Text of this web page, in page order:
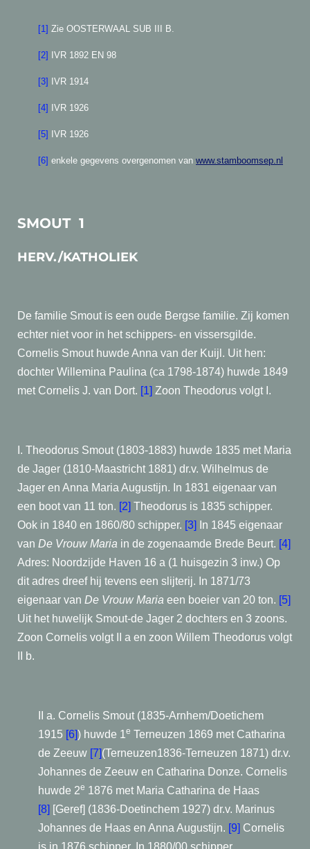
[1] Zie OOSTERWAAL SUB III B.
[2] IVR 1892 EN 98
[3] IVR 1914
[4] IVR 1926
[5] IVR 1926
[6] enkele gegevens overgenomen van www.stamboomsep.nl
SMOUT 1
HERV./KATHOLIEK
De familie Smout is een oude Bergse familie. Zij komen
echter niet voor in het schippers- en vissersgilde.
Cornelis Smout huwde Anna van der Kuijl. Uit hen:
dochter Willemina Paulina (ca 1798-1874) huwde 1849
met Cornelis J. van Dort. [1] Zoon Theodorus volgt I.
I. Theodorus Smout (1803-1883) huwde 1835 met Maria
de Jager (1810-Maastricht 1881) dr.v. Wilhelmus de
Jager en Anna Maria Augustijn. In 1831 eigenaar van
een boot van 11 ton. [2] Theodorus is 1835 schipper.
Ook in 1840 en 1860/80 schipper. [3]
In 1845 eigenaar
van De Vrouw Maria in de zogenaamde Brede Beurt. [4]
Adres: Noordzijde Haven 16 a (1 huisgezin 3 inw.) Op
dit adres dreef hij tevens een slijterij. In 1871/73
eigenaar van De Vrouw Maria een boeier van 20 ton. [5]
Uit het huwelijk Smout-de Jager 2 dochters en 3 zoons.
Zoon Cornelis volgt II a en zoon Willem Theodorus volgt
II b.
II a. Cornelis Smout (1835-Arnhem/Doetichem
1915 [6]) huwde 1e Terneuzen 1869 met Catharina
de Zeeuw [7](Terneuzen1836-Terneuzen 1871) dr.v.
Johannes de Zeeuw en Catharina Donze. Cornelis
huwde 2e 1876 met Maria Catharina de Haas
[8] [Geref] (1836-Doetinchem 1927) dr.v. Marinus
Johannes de Haas en Anna Augustijn. [9] Cornelis
is in 1876 schipper. In 1880/00 schipper